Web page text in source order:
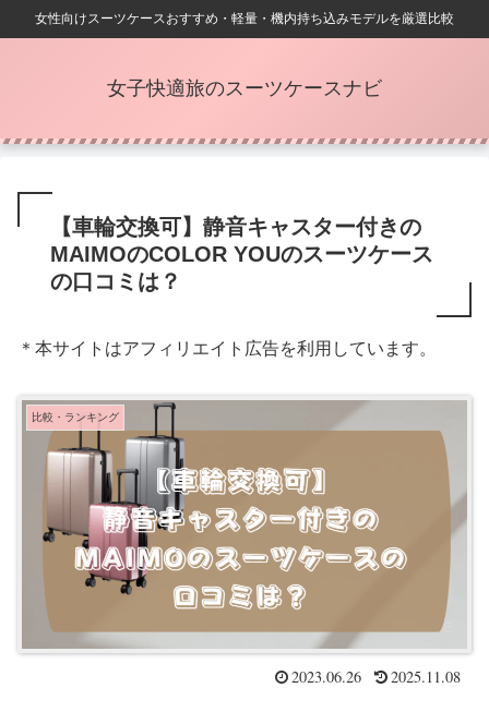
女性向けスーツケースおすすめ・軽量・機内持ち込みモデルを厳選比較
女子快適旅のスーツケースナビ
【車輪交換可】静音キャスター付きの
MAIMOのCOLOR YOUのスーツケース
の口コミは？
＊本サイトはアフィリエイト広告を利用しています。
比較・ランキング
2023.06.26 2025.11.08